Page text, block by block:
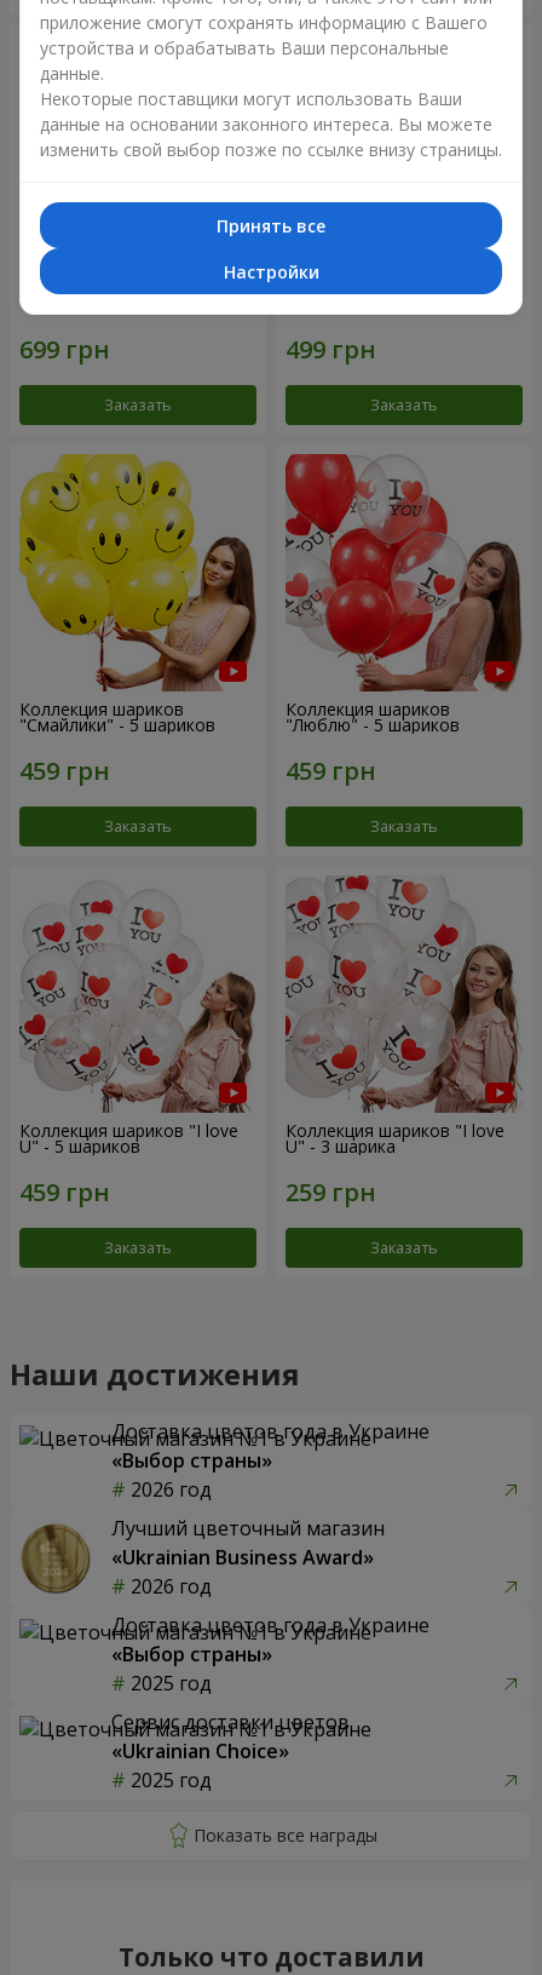
Фонтан шаров “Мир чудес”
Заказать
Коллекция шариков "День
Заказать
Коллекция шариков
"Смайлики" - 5 шариков
Заказать
Коллекция шариков
"Люблю" - 5 шариков
Заказать
Коллекция шариков "I love
U" - 5 шариков
Заказать
Коллекция шариков "I love
U" - 3 шарика
Заказать
Наши достижения
Доставка цветов года в Украине
«Выбор страны»
2026 год
Лучший цветочный магазин
«Ukrainian Business Award»
2026 год
Доставка цветов года в Украине
«Выбор страны»
2025 год
Сервис доставки цветов
«Ukrainian Choice»
2025 год
Только что доставили
приложение смогут сохранять информацию с Вашего
устройства и обрабатывать Ваши персональные
данные.
Некоторые поставщики могут использовать Ваши
данные на основании законного интереса. Вы можете
изменить свой выбор позже по ссылке внизу страницы.
Принять все
Настройки